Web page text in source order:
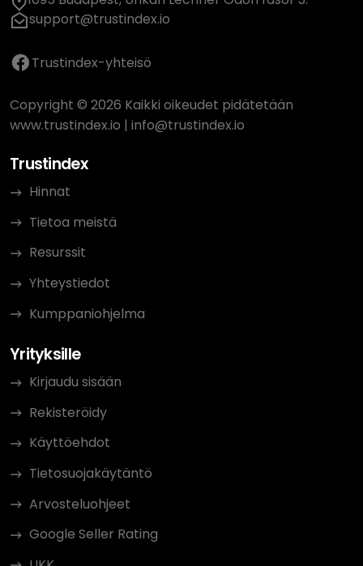
support@trustindex.io
Trustindex-yhteisö
Copyright © 2026 Kaikki oikeudet pidätetään
www.trustindex.io | info@trustindex.io
Trustindex
Hinnat
Tietoa meistä
Resurssit
Yhteystiedot
Kumppaniohjelma
Yrityksille
Kirjaudu sisään
Rekisteröidy
Käyttöehdot
Tietosuojakäytäntö
Arvosteluohjeet
Google Seller Rating